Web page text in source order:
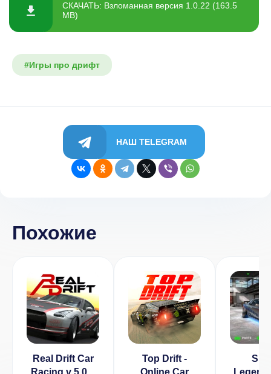
СКАЧАТЬ: Взломанная версия 1.0.22 (163.5
MB)
#Игры про дрифт
НАШ TELEGRAM
Похожие
Real Drift Car
Top Drift -